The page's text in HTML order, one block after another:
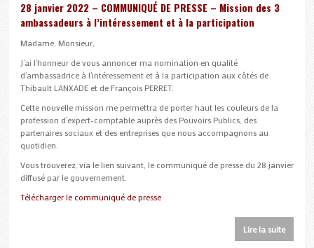
28 janvier 2022 – COMMUNIQUÉ DE PRESSE – Mission des 3
ambassadeurs à l’intéressement et à la participation
Madame, Monsieur,
J’ai l’honneur de vous annoncer ma nomination en qualité
d’ambassadrice à l’intéressement et à la participation aux côtés de
Thibault LANXADE et de François PERRET.
Cette nouvelle mission me permettra de porter haut les couleurs de la
profession d’expert-comptable auprès des Pouvoirs Publics, des
partenaires sociaux et des entreprises que nous accompagnons au
quotidien.
Vous trouverez, via le lien suivant, le communiqué de presse du 28 janvier
diffusé par le gouvernement.
Télécharger le communiqué de presse
Lire la suite